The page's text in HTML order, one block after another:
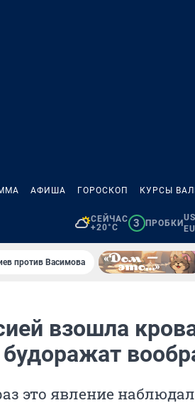
АФИША ГОРОСКОП КУРСЫ
СЕЙЧАС
+20°C
3 ПРОБКИ
против Васимова
взошла
это явление